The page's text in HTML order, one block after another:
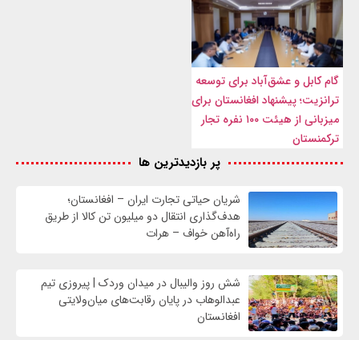
گام کابل و عشق‌آباد برای توسعه
ترانزیت؛ پیشنهاد افغانستان برای
میزبانی از هیئت ۱۰۰ نفره تجار
ترکمنستان
پر بازدیدترین ها
شریان حیاتی تجارت ایران – افغانستان؛
هدف‌گذاری انتقال دو میلیون تن کالا از طریق
راه‌آهن خواف – هرات
شش روز والیبال در میدان وردک | پیروزی تیم
عبدالوهاب در پایان رقابت‌های میان‌ولایتی
افغانستان